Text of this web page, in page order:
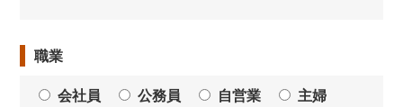
職業
会社員 公務員 自営業
主婦